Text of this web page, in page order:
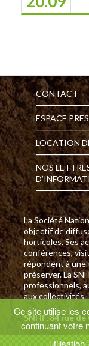
CONTACT
ESPACE
LOCATION
NOS
La Société
objectif de
horticoles. Ses
conférences,
répondent à une
préserver. La
professionnels,
aux collectivités.
SNHF, 84 rue
Ce site utilise les
continuant votre
utilisation.